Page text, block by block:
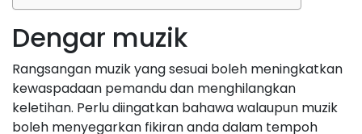
Dengar muzik
Rangsangan muzik yang sesuai boleh meningkatkan
kewaspadaan pemandu dan menghilangkan
keletihan. Perlu diingatkan bahawa walaupun muzik
boleh menyegarkan fikiran anda dalam tempoh